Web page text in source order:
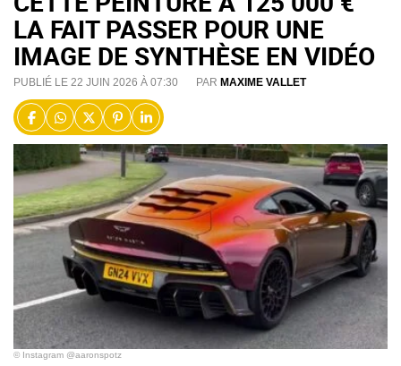
LA FAIT PASSER POUR UNE
IMAGE DE SYNTHÈSE EN VIDÉO
PUBLIÉ LE 22 JUIN 2026 À 07:30 PAR MAXIME VALLET
© Instagram @aaronspotz